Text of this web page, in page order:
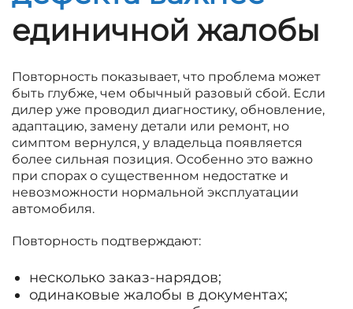
единичной жалобы
Повторность показывает, что проблема может
быть глубже, чем обычный разовый сбой. Если
дилер уже проводил диагностику, обновление,
адаптацию, замену детали или ремонт, но
симптом вернулся, у владельца появляется
более сильная позиция. Особенно это важно
при спорах о существенном недостатке и
невозможности нормальной эксплуатации
автомобиля.
Повторность подтверждают:
несколько заказ-нарядов;
одинаковые жалобы в документах;